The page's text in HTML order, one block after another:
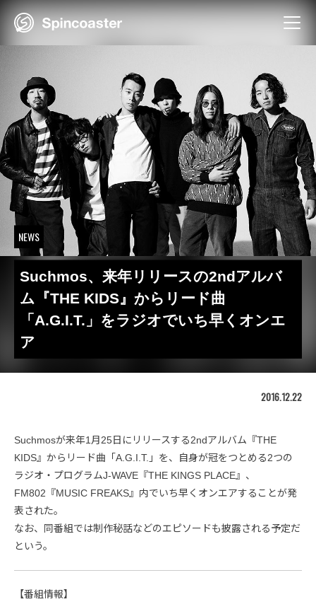
Skip
NEWS
Suchmos、来年リリースの2ndアルバ
ム『THE KIDS』からリード曲
「A.G.I.T.」をラジオでいち早くオンエ
ア
2016.12.22
Suchmosが来年1月25日にリリースする2ndアルバム『THE
KIDS』からリード曲「A.G.I.T.」を、自身が冠をつとめる2つの
ラジオ・プログラムJ-WAVE『THE KINGS PLACE』、
FM802『MUSIC FREAKS』内でいち早くオンエアすることが発
表された。
なお、同番組では制作秘話などのエピソードも披露される予定だ
という。
【番組情報】